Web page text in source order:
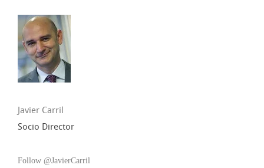
Javier Carril
Socio Director
Follow @JavierCarril